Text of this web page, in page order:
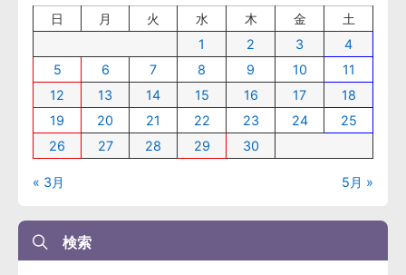
日 月 火 水 木 金
土
1
2 3
4
5
6 7 8 9 10
11
12
13 14 15 16 17
18
19
20 21 22 23 24
25
26
27 28 29 30
« 3月 5月 »
検索